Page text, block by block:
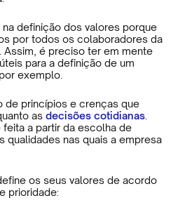
definição dos valores porque
por todos os colaboradores da
Assim, é preciso ter em mente
para a definição de um
exemplo.
de princípios e crenças que
asdecisões cotidianas
a partir da escolha de
qualidades nas quais a empresa
os seus valores de acordo
prioridade: